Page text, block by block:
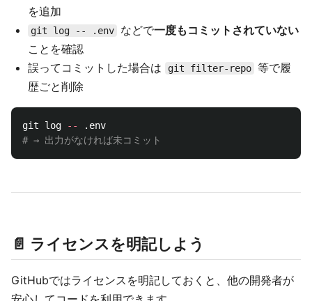
を追加
git log -- .env などで一度もコミットされていない
ことを確認
誤ってコミットした場合は
git filter-repo 等で履
歴ごと削除
git log --
# → 出力がなければ未コミット
📄 ライセンスを明記しよう
GitHubではライセンスを明記しておくと、他の開発者が